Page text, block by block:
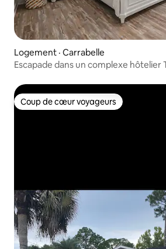
Logement · Carrabelle
Escapade dans un complexe hôtelier
Coup de cœur voyageurs
Coup de cœur voyageurs